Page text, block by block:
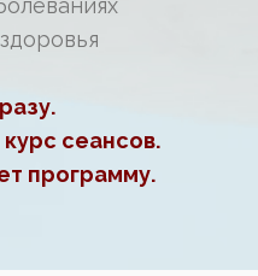
сеансов.
программу.